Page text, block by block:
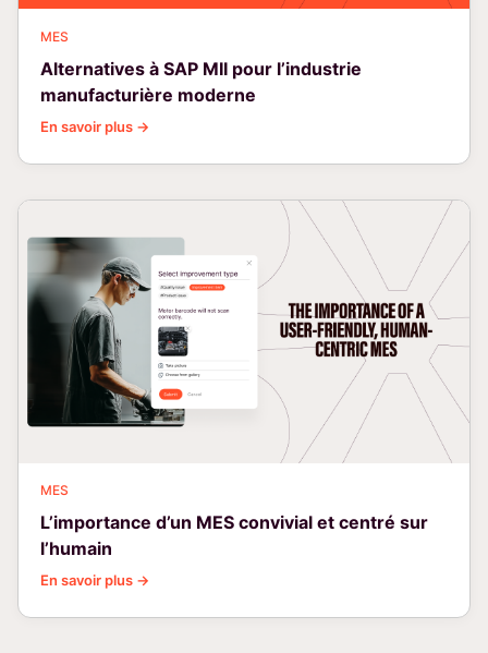
MES
Alternatives à SAP MII pour l’industrie
manufacturière moderne
En savoir plus →
MES
L’importance d’un MES convivial et centré sur
l’humain
En savoir plus →